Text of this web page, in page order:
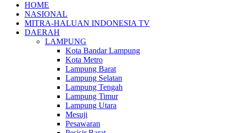
HOME
NASIONAL
MITRA-HALUAN INDONESIA TV
DAERAH
LAMPUNG
Kota Bandar Lampung
Kota Metro
Lampung Barat
Lampung Selatan
Lampung Tengah
Lampung Timur
Lampung Utara
Mesuji
Pesawaran